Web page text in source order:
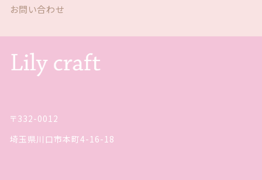
お問い合わせ
〒332-0012
埼玉県川口市本町4-16-18